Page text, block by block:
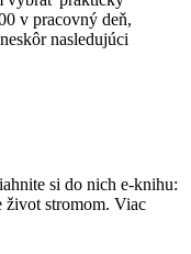
v pracovný deň,
nasledujúci
si do nich e-knihu:
život stromom. Viac